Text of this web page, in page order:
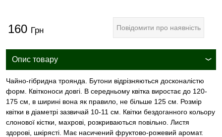
160 Грн Повідомити про наявність
Опис товару
Чайно-гібридна троянда. Бутони відрізняються досконалістю
форм. Квітконоси довгі. В середньому квітка виростає до 120-
175 см, в ширині вона як правило, не більше 125 см. Розмір
квітки в діаметрі зазвичай 10-11 см. Квітки бездоганного кольору
слонової кістки, махрові, розкриваються повільно. Листя
здорові, шкірясті. Має насичений фруктово-рожевий аромат.